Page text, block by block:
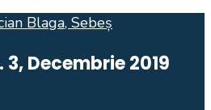
3, Decembrie 2019